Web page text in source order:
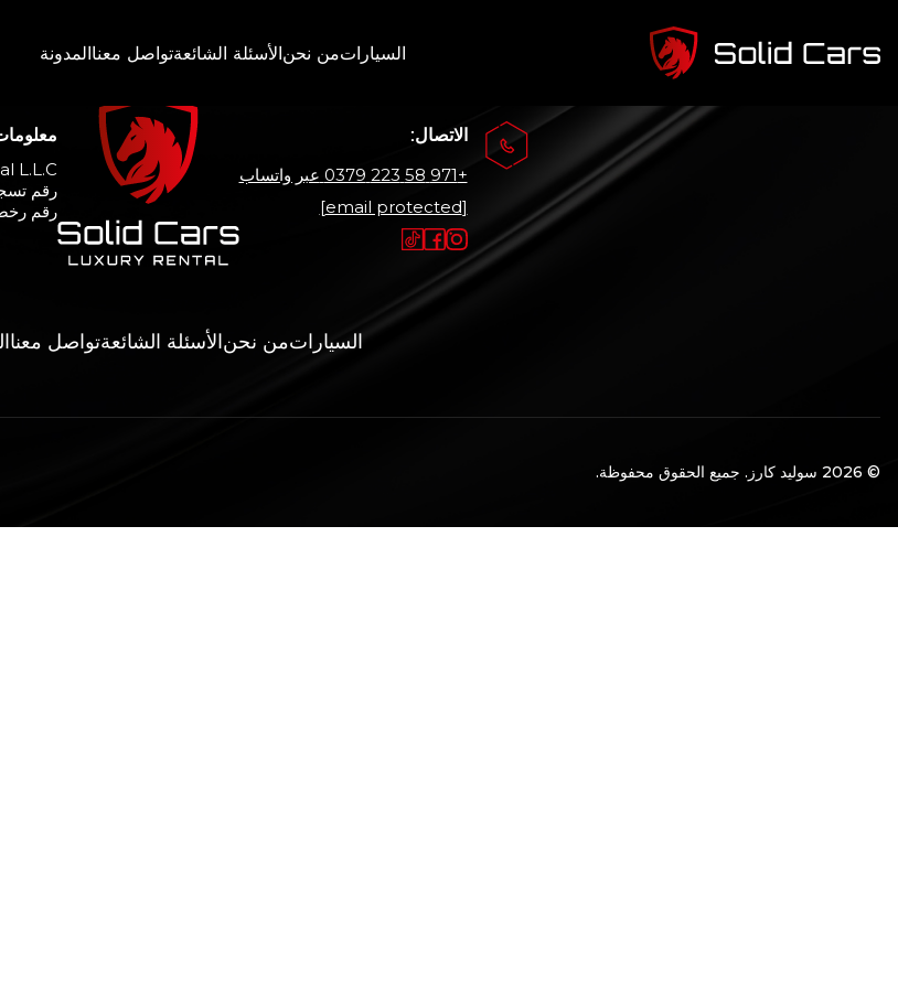
السياراتمن نحنالأسئلة الشائعةتواصل معناالمدونة
الاتصال:
+971 58 223 0379
عبر واتساب
[email protected]
L.L.C.
رقم تسجيل
رقم رخصة
السياراتمن نحنالأسئلة الشائعةتواصل معنا
© 2026 سوليد كارز. جميع الحقوق محفوظة.